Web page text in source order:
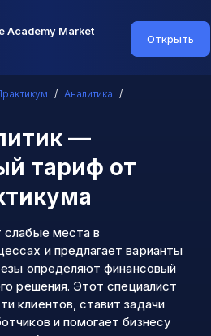
Academy Market
Открыть
Аналитика
—
тариф от
слабые места в
и предлагает варианты
определяют финансовый
решения. Этот специалист
клиентов, ставит задачи
и помогает бизнесу